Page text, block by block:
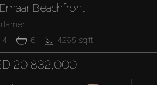
Emaar Beachfront
4
6 4295 sq.ft
20,832,000